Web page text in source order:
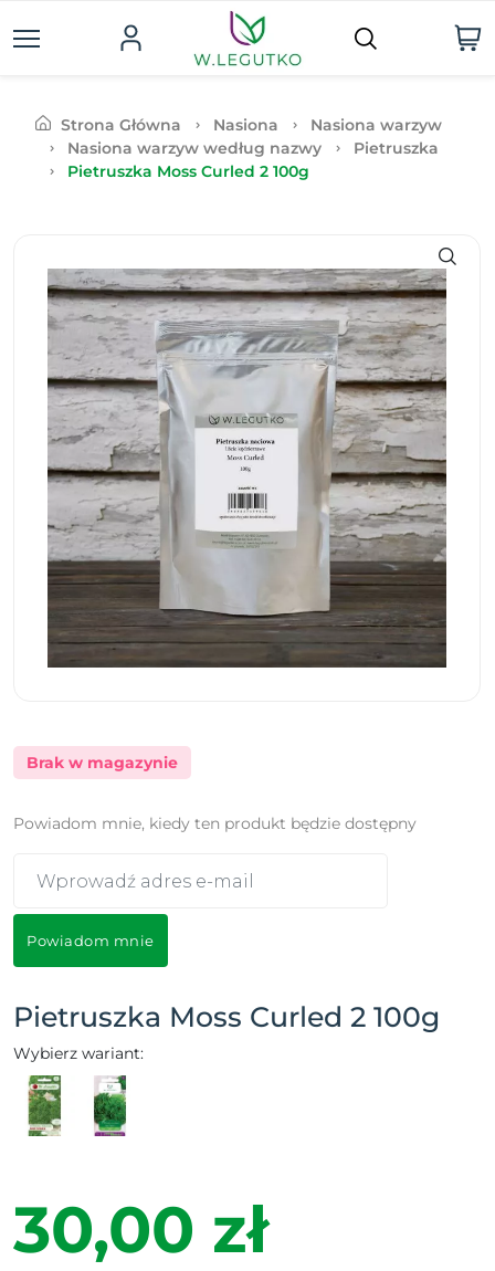
Strona Główna Nasiona
Nasiona warzyw
Nasiona warzyw według nazwy
Pietruszka
Pietruszka Moss Curled 2 100g
Brak w magazynie
Powiadom mnie, kiedy ten produkt będzie dostępny
Powiadom mnie
Pietruszka Moss Curled 2 100g
Wybierz wariant:
30,00 zł